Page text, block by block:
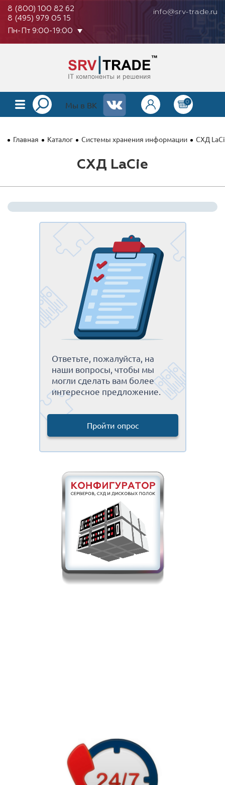
8 (800) 100 82 62
8 (495) 979 05 15
info@srv-trade.ru
Пн-Пт 9:00-19:00
КАТАЛОГ
ОПЛАТА
ГАРАНТИЯ
КОНТАКТЫ
АКЦИИ
Мы в ВК 0
Главная Каталог Системы хранения информации СХД
СХД LaCie
Ответьте, пожалуйста, на
наши вопросы, чтобы мы
могли сделать вам более
интересное предложение.
Пройти опрос